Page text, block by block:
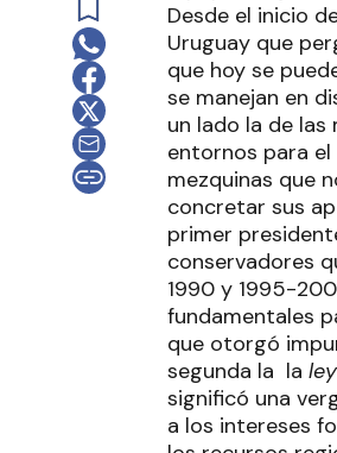
Desde el inicio
Uruguay que
que hoy se
se manejan en
un lado la de las
entornos para
mezquinas que
concretar sus
primer
conservadores
1990 y 1995-
fundamentales
que otorgó
segunda la la ley
significó una
a los intereses